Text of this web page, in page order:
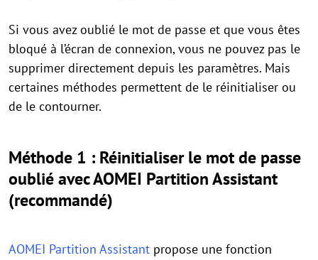
Si vous avez oublié le mot de passe et que vous êtes
bloqué à l’écran de connexion, vous ne pouvez pas le
supprimer directement depuis les paramètres. Mais
certaines méthodes permettent de le réinitialiser ou
de le contourner.
Méthode 1 : Réinitialiser le mot de passe
oublié avec AOMEI Partition Assistant
(recommandé)
AOMEI Partition Assistant propose une fonction